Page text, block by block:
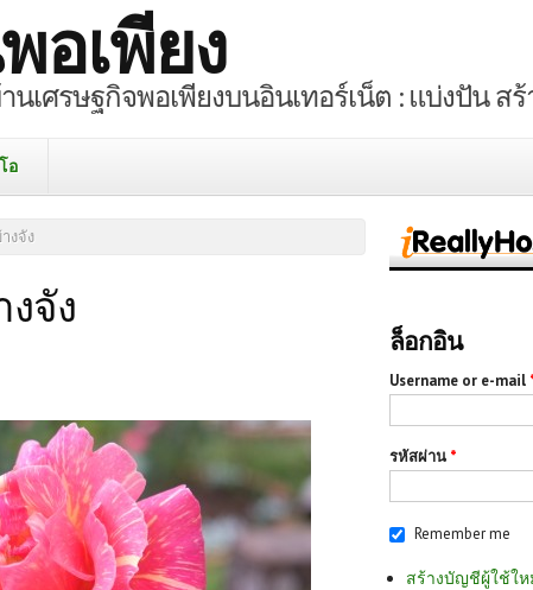
อเพียง
นเศรษฐกิจพอเพียงบนอินเทอร์เน็ต : แบ่งปัน สร้
อ
งจัง
จัง
ล็อกอิน
Username or e-mail
รหัสผ่าน *
Remember me
สร้างบัญชีผู้ใช้ให